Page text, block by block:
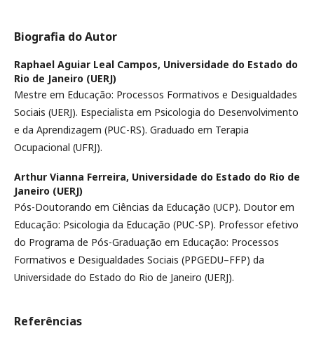
Biografia do Autor
Raphael Aguiar Leal Campos, Universidade do Estado do
Rio de Janeiro (UERJ)
Mestre em Educação: Processos Formativos e Desigualdades
Sociais (UERJ). Especialista em Psicologia do Desenvolvimento
e da Aprendizagem (PUC-RS). Graduado em Terapia
Ocupacional (UFRJ).
Arthur Vianna Ferreira, Universidade do Estado do Rio de
Janeiro (UERJ)
Pós-Doutorando em Ciências da Educação (UCP). Doutor em
Educação: Psicologia da Educação (PUC-SP). Professor efetivo
do Programa de Pós-Graduação em Educação: Processos
Formativos e Desigualdades Sociais (PPGEDU–FFP) da
Universidade do Estado do Rio de Janeiro (UERJ).
Referências